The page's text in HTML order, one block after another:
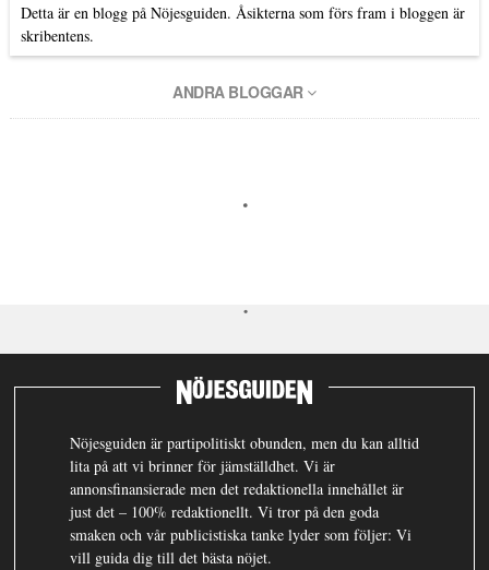
Detta är en blogg på Nöjesguiden. Åsikterna som förs fram i bloggen är
skribentens.
ANDRA BLOGGAR
Nöjesguiden är partipolitiskt obunden, men du kan alltid
lita på att vi brinner för jämställdhet. Vi är
annonsfinansierade men det redaktionella innehållet är
just det – 100% redaktionellt. Vi tror på den goda
smaken och vår publicistiska tanke lyder som följer: Vi
vill guida dig till det bästa nöjet.